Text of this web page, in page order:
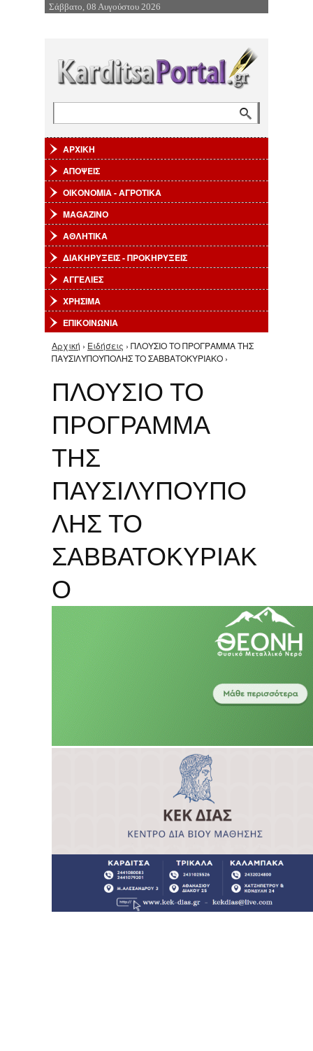
Επιστροφή στην Πλοήγηση
Σάββατο, 08 Αυγούστου 2026
ΑΡΧΙΚΗ
ΑΠΟΨΕΙΣ
ΟΙΚΟΝΟΜΙΑ - ΑΓΡΟΤΙΚΑ
MAGAZINO
ΑΘΛΗΤΙΚΑ
ΔΙΑΚΗΡΥΞΕΙΣ - ΠΡΟΚΗΡΥΞΕΙΣ
ΑΓΓΕΛΙΕΣ
ΧΡΗΣΙΜΑ
ΕΠΙΚΟΙΝΩΝΙΑ
Είστε εδώ
Αρχική › Ειδήσεις › ΠΛΟΥΣΙΟ ΤΟ ΠΡΟΓΡΑΜΜΑ ΤΗΣ
ΠΑΥΣΙΛΥΠΟΥΠΟΛΗΣ ΤΟ ΣΑΒΒΑΤΟΚΥΡΙΑΚΟ ›
ΠΛΟΥΣΙΟ ΤΟ
ΠΡΟΓΡΑΜΜΑ
ΤΗΣ
ΠΑΥΣΙΛΥΠΟΥΠΟ
ΛΗΣ ΤΟ
ΣΑΒΒΑΤΟΚΥΡΙΑΚ
Ο